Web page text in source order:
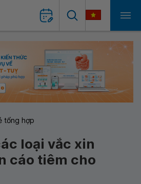
tổng hợp
loại vắc xin
cáo tiêm cho